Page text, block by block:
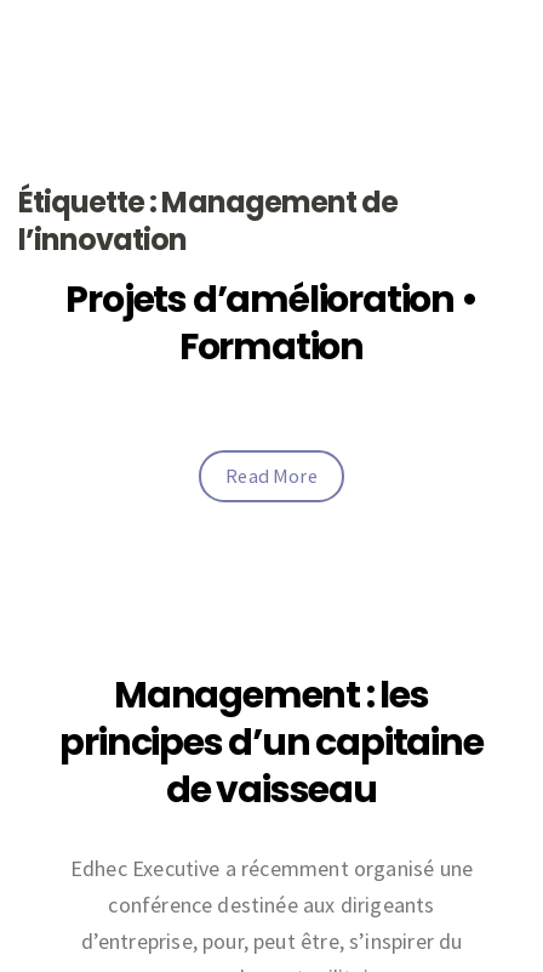
Étiquette : Management de
l’innovation
Projets d’amélioration •
Formation
Read More
Management : les
principes d’un capitaine
de vaisseau
Edhec Executive a récemment organisé une
conférence destinée aux dirigeants
d’entreprise, pour, peut être, s’inspirer du